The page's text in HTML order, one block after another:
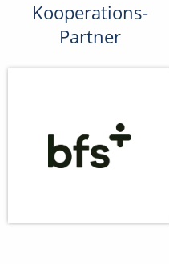
Kooperations-
Partner